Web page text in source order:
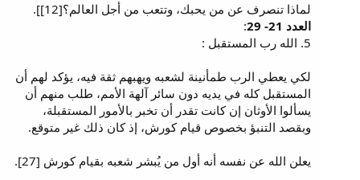
لماذا تنصرف عن من يحبك، وتتعب من أجل العالم؟[12]].
العدد 21- 29
:
5. الله رب المستقبل :
لكي يعطي الرب طمأنينة لشعبه ويهبهم ثقة فيه، يؤكد لهم أن
المستقبل كله في يديه دون سائر آلهة الأمم، طلب منهم أن
يسألوا الأوثان إن كانت تقدر أن تخبر بالأمور المستقبلة،
وبقصد التنبؤ بخصوص قيام كورش، إذ كان ذلك غير متوقع.
يعلن الله عن نفسه أنه أول من يُبشر شعبه بقيام كورش [27].